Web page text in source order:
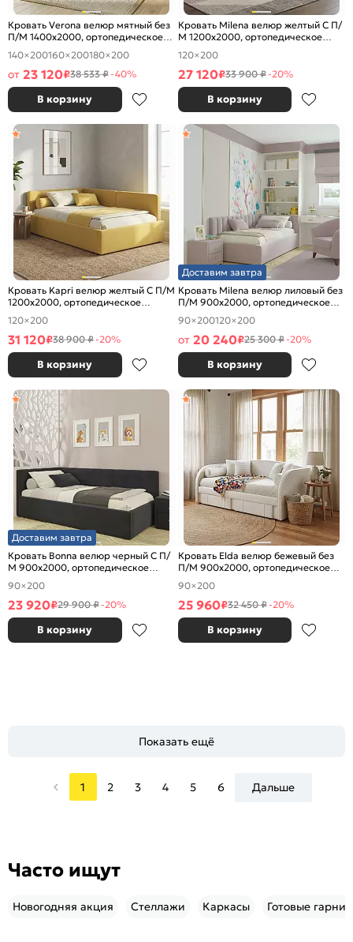
Кровать Verona велюр мятный без
П/М 1400x2000, ортопедическое
основание, изголовье мягкое
140×200160×200180×200
от 23 120₽38 533 ₽-40%
В корзину
Кровать Milena велюр желтый С П/
М 1200x2000, ортопедическое
основание, изголовье мягкое
120×200
27 120₽33 900 ₽-20%
В корзину
Кровать Kapri велюр желтый С П/М
1200x2000, ортопедическое
основание, изголовье мягкое
120×200
31 120₽38 900 ₽-20%
В корзину
Доставим завтра
Кровать Milena велюр лиловый без
П/М 900x2000, ортопедическое
основание, изголовье мягкое
90×200120×200
от 20 240₽25 300 ₽-20%
В корзину
Доставим завтра
Кровать Bonna велюр черный С П/
М 900x2000, ортопедическое
основание, изголовье мягкое
90×200
23 920₽29 900 ₽-20%
В корзину
Кровать Elda велюр бежевый без
П/М 900x2000, ортопедическое
основание, изголовье мягкое
90×200
25 960₽32 450 ₽-20%
В корзину
Показать ещё
1 2 3 4 5 6 Дальше
Часто ищут
Новогодняя акция Стеллажи Каркасы Готовые